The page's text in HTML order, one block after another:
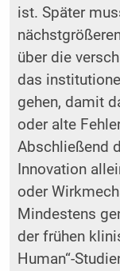
ist. Später
über die
das
gehen, damit
oder alte
Abschließend
Innovation
oder
Mindestens
der frühen
Human“-